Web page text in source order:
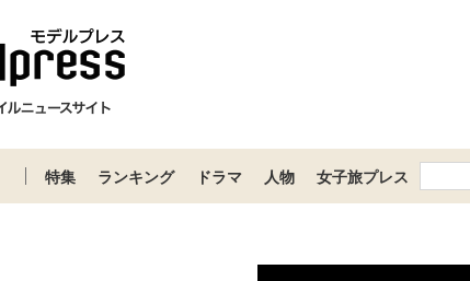
特集 ランキング ドラマ 人物 女子旅プレス